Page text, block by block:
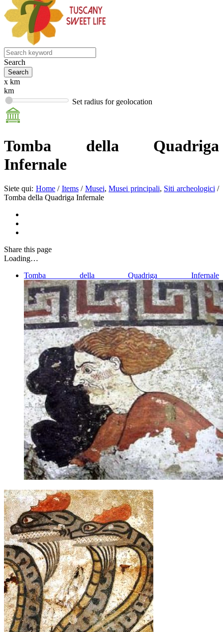
Search
x km
km
Set radius for geolocation
Tomba della Quadriga
Infernale
Siete qui: Home / Items / Musei,Musei principali, Siti archeologici /
Tomba della Quadriga Infernale
Share this page
Loading…
Tomba della Quadriga Infernale